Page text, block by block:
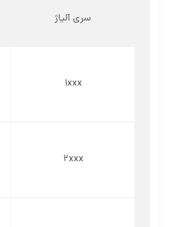
سری آلیاژ
1xxx
2xxx